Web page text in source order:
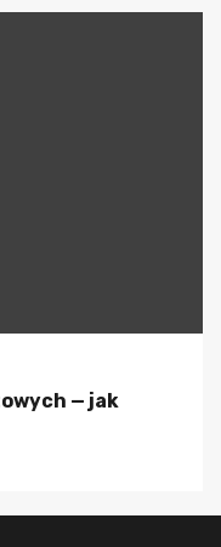
— jak